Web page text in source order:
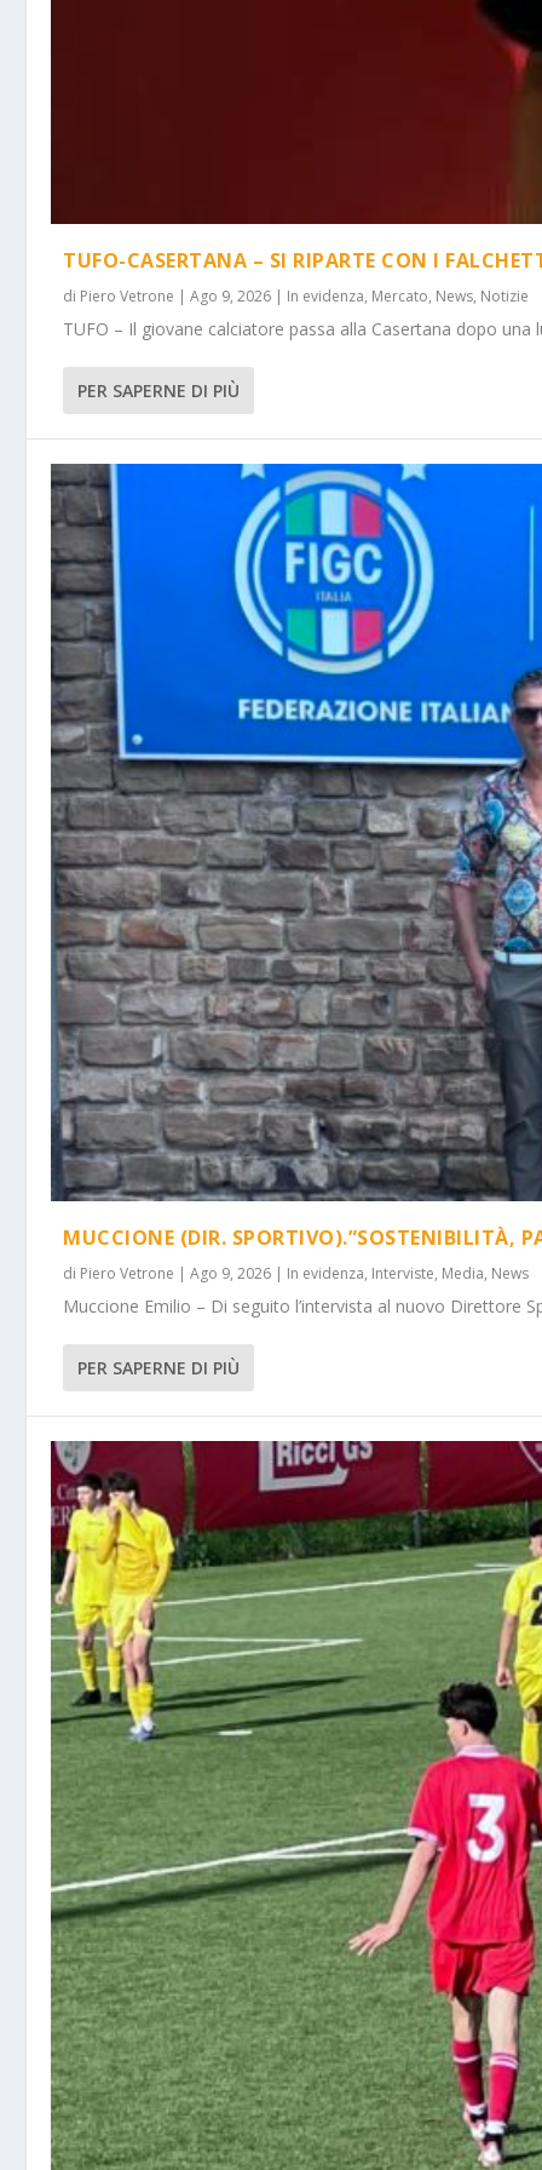
TUFO-CASERTANA – SI RIPARTE CON I
di Piero Vetrone |Ago 9, 2026 | In evidenza, Mercato, News, Notizie
TUFO – Il giovane calciatore passa alla Casertana dopo una
PER SAPERNE DI PIÙ
MUCCIONE (DIR. SPORTIVO).”SOSTENIBILITÀ,
di Piero Vetrone |Ago 9, 2026 | In evidenza, Interviste, Media, News
Muccione Emilio – Di seguito l’intervista al nuovo Direttore
PER SAPERNE DI PIÙ